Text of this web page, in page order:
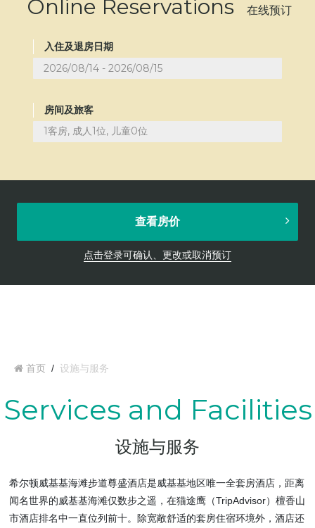
Online Reservations 在线预订
入住及退房日期
房间及旅客
1客房, 成人1位, 儿童0位
查看房价
点击登录可确认、更改或取消预订
首页 / 设施与服务
Services and Facilities
设施与服务
希尔顿威基基海滩步道尊盛酒店是威基基地区唯一全套房酒店，距离
闻名世界的威基基海滩仅数步之遥，在猫途鹰（TripAdvisor）檀香山
市酒店排名中一直位列前十。除宽敞舒适的套房住宿环境外，酒店还